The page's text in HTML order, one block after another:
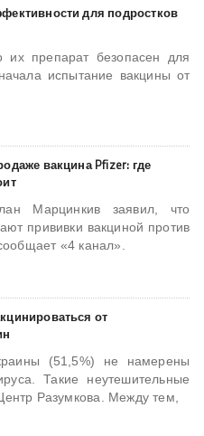
для подростков
их препарат безопасен для
испытание вакцины от
вакцина Pfizer: где
Марцинкив заявил, что
прививки вакциной против
«4 канал».
от
(51,5%) не намерены
Такие неутешительные
Разумкова. Между тем,